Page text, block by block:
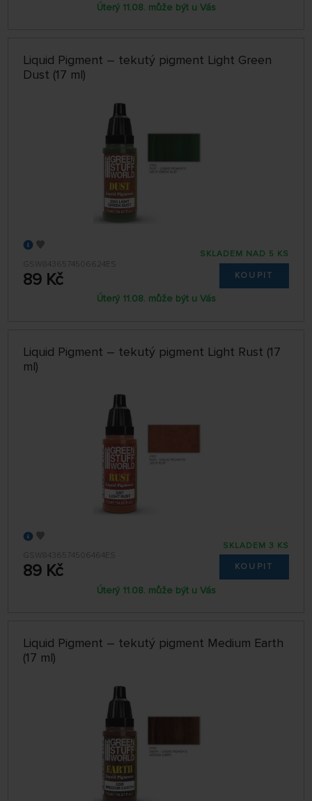
Úterý 11.08. může být u Vás
Liquid Pigment – tekutý pigment Light Green
Dust (17 ml)
GSW8436574506624ES
89 Kč
SKLADEM NAD 5 KS
KOUPIT
Úterý 11.08. může být u Vás
Liquid Pigment – tekutý pigment Light Rust (17
ml)
GSW8436574506464ES
89 Kč
SKLADEM 3 KS
KOUPIT
Úterý 11.08. může být u Vás
Liquid Pigment – tekutý pigment Medium Earth
(17 ml)